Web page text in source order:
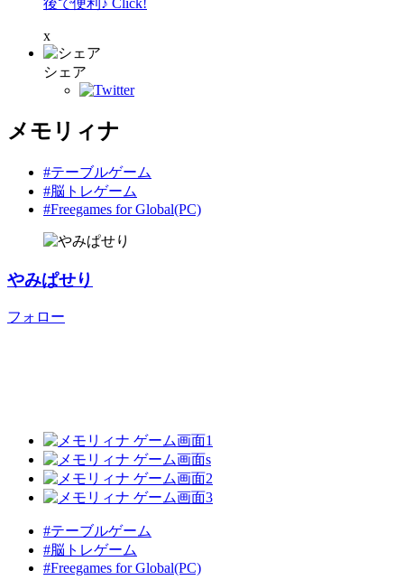
後で便利♪ Click!
x
シェア
メモリィナ
#テーブルゲーム
#脳トレゲーム
#Freegames for Global(PC)
やみぱせり
フォロー
#テーブルゲーム
#脳トレゲーム
#Freegames for Global(PC)